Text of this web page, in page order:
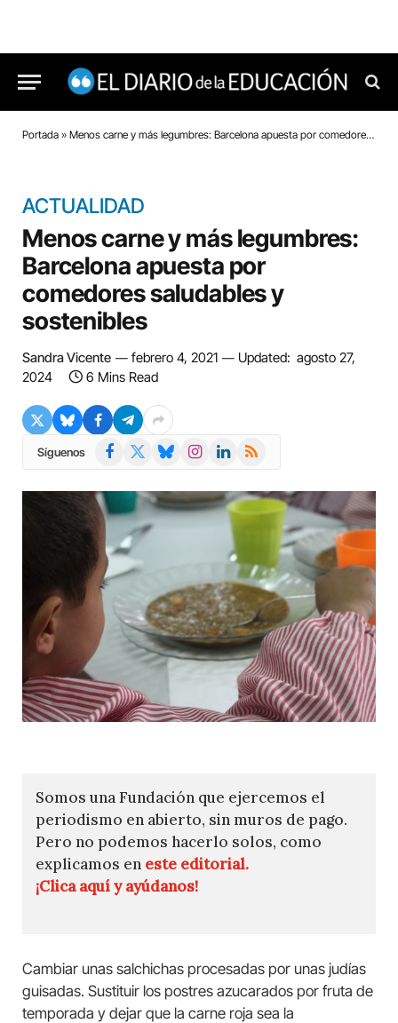
Portada » Menos carne y más legumbres: Barcelona apuesta por comedores saludables y sostenibles
ACTUALIDAD
Menos carne y más legumbres:
Barcelona apuesta por
comedores saludables y
sostenibles
Sandra Vicente febrero 4, 2021 Updated: agosto 27,
2024
6 Mins Read
Síguenos Facebook BlueskyInstagramLinkedIn
RSS
Somos una Fundación que ejercemos el
periodismo en abierto, sin muros de pago.
Pero no podemos hacerlo solos, como
explicamos en este editorial.
¡Clica aquí y ayúdanos!
Cambiar unas salchichas procesadas por unas judías
guisadas. Sustituir los postres azucarados por fruta de
temporada y dejar que la carne roja sea la